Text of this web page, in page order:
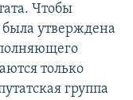
Чтобы
утверждена
только
группа